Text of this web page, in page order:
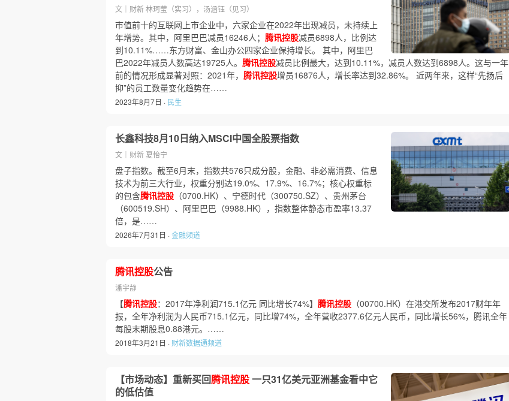
文｜财新 林珂莹（实习），汤涵钰（见习）
市值前十的互联网上市企业中，六家企业在2022年出现减员，未持续上
年增势。其中，阿里巴巴减员16246人； 腾讯控股减员6898人，比例达
到10.11%……东方财富、金山办公四家企业保持增长。 其中，阿里巴
巴2022年减员人数高达19725人。 腾讯控股减员比例最大，达到10.11%，减员人数达到6898人。这与一年
前的情况形成显著对照：2021年， 腾讯控股增员16876人，增长率达到32.86%。 近两年来，这样“先扬后
抑”的员工数量变化趋势在……
2023年8月7日 · 民生
长鑫科技8月10日纳入MSCI中国全股票指数
文｜财新 夏怡宁
盘子指数。截至6月末，指数共576只成分股，金融、非必需消费、信息
技术为前三大行业，权重分别达19.0%、17.9%、16.7%；核心权重标
的包含腾讯控股 （0700.HK）、宁德时代（300750.SZ）、贵州茅台
（600519.SH）、阿里巴巴（9988.HK），指数整体静态市盈率13.37
倍，是……
2026年7月31日 ·金融频道
腾讯控股公告
潘宇静
【腾讯控股：2017年净利润715.1亿元 同比增长74%】 腾讯控股 （00700.HK）在港交所发布2017财年年
报，全年净利润为人民币715.1亿元，同比增74%，全年营收2377.6亿元人民币，同比增长56%，腾讯全年
每股末期股息0.88港元。……
2018年3月21日 · 财新数据通频道
【市场动态】重新买回腾讯控股一只31亿美元亚洲基金看中它
的低估值